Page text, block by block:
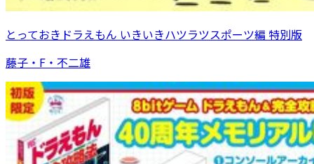
とっておきドラえもん いきいきハツラツスポーツ編 特別版
藤子・F・不二雄